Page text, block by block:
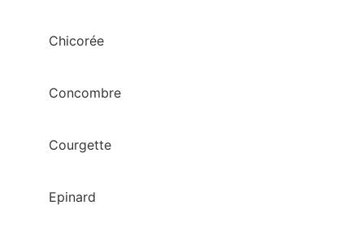
Chicorée
Concombre
Courgette
Epinard